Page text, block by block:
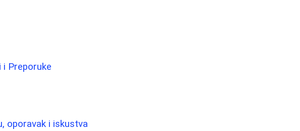
i Preporuke
oporavak i iskustva